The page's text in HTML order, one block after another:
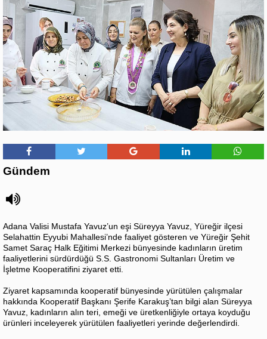
Gündem
Adana Valisi Mustafa Yavuz’un eşi Süreyya Yavuz, Yüreğir ilçesi
Selahattin Eyyubi Mahallesi’nde faaliyet gösteren ve Yüreğir Şehit
Samet Saraç Halk Eğitimi Merkezi bünyesinde kadınların üretim
faaliyetlerini sürdürdüğü S.S. Gastronomi Sultanları Üretim ve
İşletme Kooperatifini ziyaret etti.
Ziyaret kapsamında kooperatif bünyesinde yürütülen çalışmalar
hakkında Kooperatif Başkanı Şerife Karakuş’tan bilgi alan Süreyya
Yavuz, kadınların alın teri, emeği ve üretkenliğiyle ortaya koyduğu
ürünleri inceleyerek yürütülen faaliyetleri yerinde değerlendirdi.